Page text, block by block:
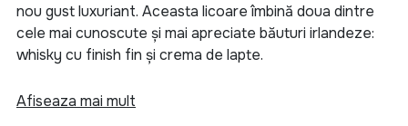
nou gust luxuriant. Aceasta licoare îmbină doua dintre
cele mai cunoscute și mai apreciate băuturi irlandeze:
whisky cu finish fin și crema de lapte.
De la versiunea creata cu un mixer obișnuit de
bucătărie la forma actuală se remarcă perseverența și
Afiseaza mai mult